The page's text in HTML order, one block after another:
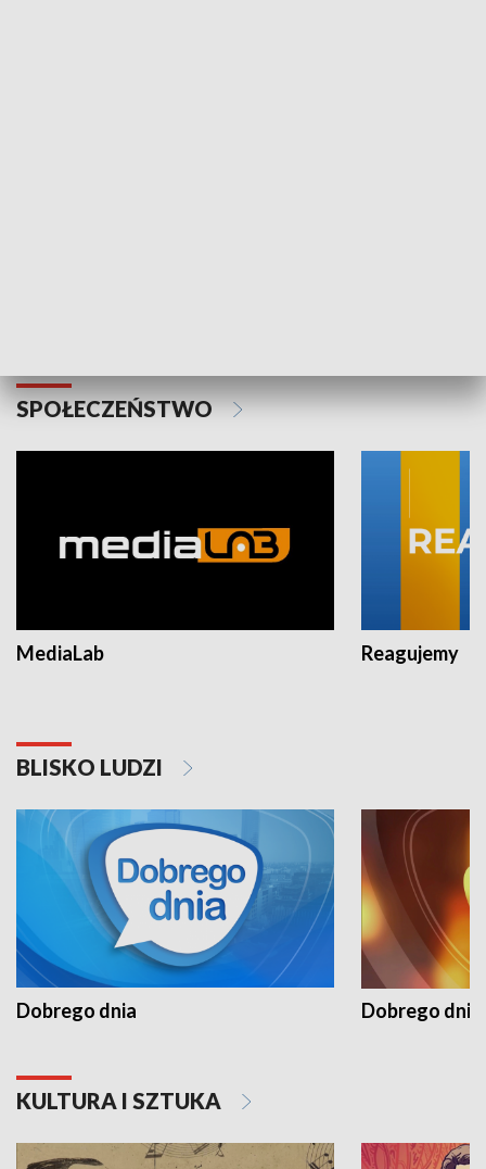
SPOŁECZEŃSTWO
MediaLab Reagujemy
BLISKO LUDZI
Dobrego dnia Dobrego dnia
KULTURA I SZTUKA